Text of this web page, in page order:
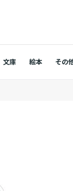
文庫 絵本 その